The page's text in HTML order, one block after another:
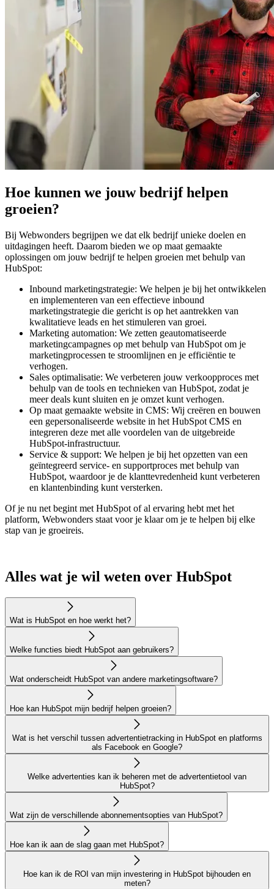
Hoe kunnen we jouw bedrijf helpen
groeien?
Bij Webwonders begrijpen we dat elk bedrijf unieke doelen en
uitdagingen heeft. Daarom bieden we op maat gemaakte
oplossingen om jouw bedrijf te helpen groeien met behulp van
HubSpot:
Inbound marketingstrategie: We helpen je bij het ontwikkelen
en implementeren van een effectieve inbound
marketingstrategie die gericht is op het aantrekken van
kwalitatieve leads en het stimuleren van groei.
Marketing automation: We zetten geautomatiseerde
marketingcampagnes op met behulp van HubSpot om je
marketingprocessen te stroomlijnen en je efficiëntie te
verhogen.
Sales optimalisatie: We verbeteren jouw verkoopproces met
behulp van de tools en technieken van HubSpot, zodat je
meer deals kunt sluiten en je omzet kunt verhogen.
Op maat gemaakte website in CMS: Wij creëren en bouwen
een gepersonaliseerde website in het HubSpot CMS en
integreren deze met alle voordelen van de uitgebreide
HubSpot-infrastructuur.
Service & support: We helpen je bij het opzetten van een
geïntegreerd service- en supportproces met behulp van
HubSpot, waardoor je de klanttevredenheid kunt verbeteren
en klantenbinding kunt versterken.
Of je nu net begint met HubSpot of al ervaring hebt met het
platform, Webwonders staat voor je klaar om je te helpen bij elke
stap van je groeireis.
Alles wat je wil weten over HubSpot
Wat is HubSpot en hoe werkt het?
Welke functies biedt HubSpot aan gebruikers?
Wat onderscheidt HubSpot van andere marketingsoftware?
Hoe kan HubSpot mijn bedrijf helpen groeien?
Wat is het verschil tussen advertentietracking in HubSpot en platforms
als Facebook en Google?
Welke advertenties kan ik beheren met de advertentietool van
HubSpot?
Wat zijn de verschillende abonnementsopties van HubSpot?
Hoe kan ik aan de slag gaan met HubSpot?
Hoe kan ik de ROI van mijn investering in HubSpot bijhouden en
meten?